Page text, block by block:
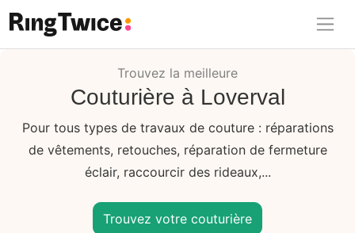
Ring Twice
Trouvez la meilleure
Couturière à Loverval
Pour tous types de travaux de couture : réparations
de vêtements, retouches, réparation de fermeture
éclair, raccourcir des rideaux,...
Trouvez votre couturière